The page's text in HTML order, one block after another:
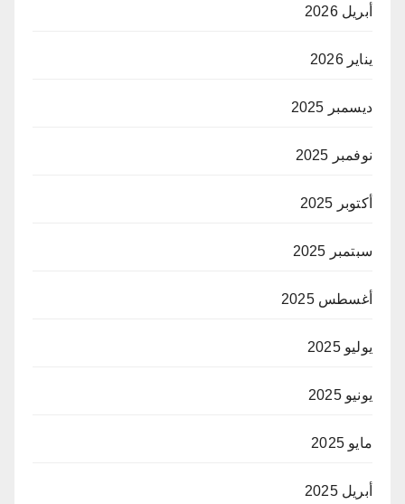
أبريل 2026
يناير 2026
ديسمبر 2025
نوفمبر 2025
أكتوبر 2025
سبتمبر 2025
أغسطس 2025
يوليو 2025
يونيو 2025
مايو 2025
أبريل 2025